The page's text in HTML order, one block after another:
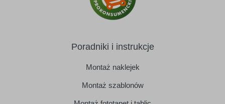
Poradniki i instrukcje
Montaż naklejek
Montaż szablonów